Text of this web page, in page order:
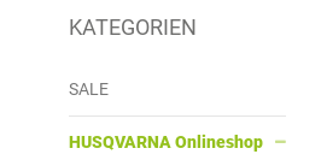
KATEGORIEN
SALE
HUSQVARNA Onlineshop